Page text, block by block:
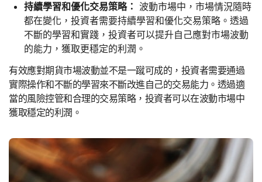
持續學習和優化交易策略： 波動市場中，市場情況隨時
都在變化，投資者需要持續學習和優化交易策略。透過
不斷的學習和實踐，投資者可以提升自己應對市場波動
的能力，獲取更穩定的利潤。
有效應對期貨市場波動並不是一蹴可成的，投資者需要通過
實際操作和不斷的學習來不斷改進自己的交易能力。透過適
當的風險控管和合理的交易策略，投資者可以在波動市場中
獲取穩定的利潤。